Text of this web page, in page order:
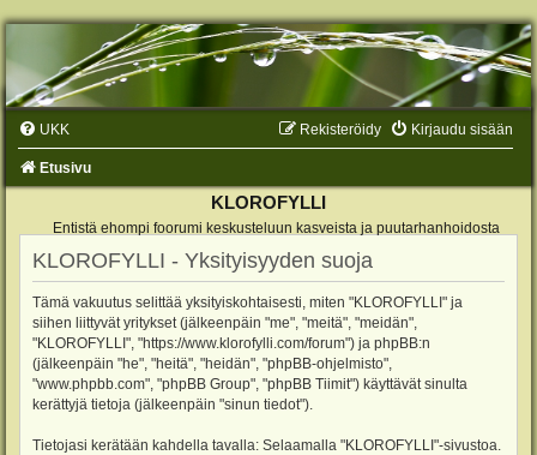
UKK Kirjaudu sisään
Rekisteröidy
Etusivu
KLOROFYLLI
Entistä ehompi foorumi keskusteluun kasveista ja puutarhanhoidosta
KLOROFYLLI - Yksityisyyden suoja
Tämä vakuutus selittää yksityiskohtaisesti, miten "KLOROFYLLI" ja
siihen liittyvät yritykset (jälkeenpäin "me", "meitä", "meidän",
"KLOROFYLLI", "https://www.klorofylli.com/forum") ja phpBB:n
(jälkeenpäin "he", "heitä", "heidän", "phpBB-ohjelmisto",
"www.phpbb.com", "phpBB Group", "phpBB Tiimit") käyttävät sinulta
kerättyjä tietoja (jälkeenpäin "sinun tiedot").
Tietojasi kerätään kahdella tavalla: Selaamalla "KLOROFYLLI"-sivustoa.